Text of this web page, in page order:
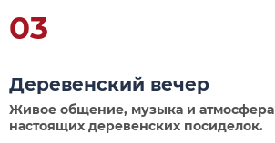
03
Деревенский вечер
Живое общение, музыка и атмосфера
настоящих деревенских посиделок.